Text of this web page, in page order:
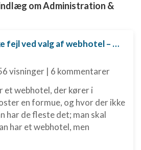
om Administration &
10 klassiske fejl ved valg af webhotel – og hvordan du undgår dem
visninger | 6 kommentarer
et webhotel, der kører i
en formue, og hvor der ikke
har de fleste det; man skal
har et webhotel, men